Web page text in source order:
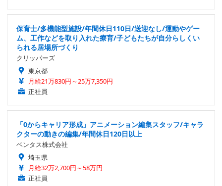
保育士/多機能型施設/年間休日110日/送迎なし/運動やゲー
ム、工作などを取り入れた療育/子どもたちが自分らしくい
られる居場所づくり
クリッパーズ
東京都
月給21万830円～25万7,350円
正社員
「0からキャリア形成」アニメーション編集スタッフ/キャラ
クターの動きの編集/年間休日120日以上
ベンタス株式会社
埼玉県
月給32万2,700円～58万円
正社員